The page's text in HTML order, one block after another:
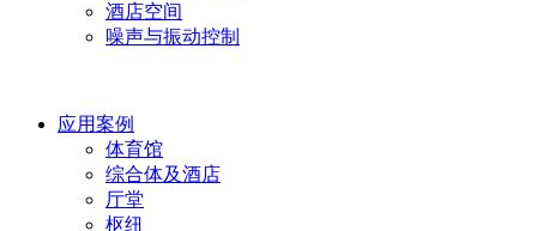
酒店空间
噪声与振动控制
应用案例
体育馆
综合体及酒店
厅堂
枢纽